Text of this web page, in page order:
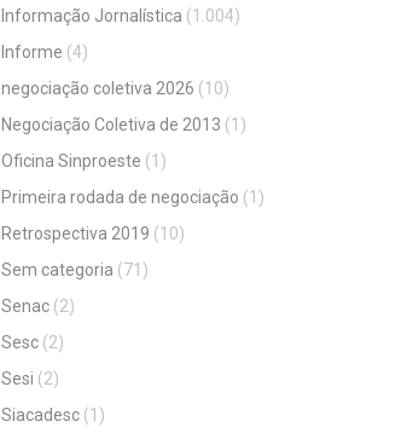
Informação Jornalística (1.004)
Informe (4)
negociação coletiva 2026 (10)
Negociação Coletiva de 2013 (1)
Oficina Sinproeste (1)
Primeira rodada de negociação (1)
Retrospectiva 2019 (10)
Sem categoria (71)
Senac (2)
Sesc (2)
Sesi (2)
Siacadesc (1)